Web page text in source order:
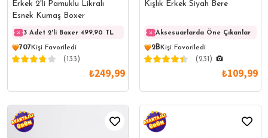
Erkek 2'li Pamuklu Likralı
Esnek Kumaş Boxer
3 Adet 2'li Boxer 499,90 TL 3 Adet 2'li Boxer 499,90 TL 3
707 Kişi Favoriledi
(133)
₺249,99
Kışlık Erkek Siyah Bere
Aksesuarlarda Öne Çıkanlar
2B Kişi Favoriledi
(231)
₺109,99